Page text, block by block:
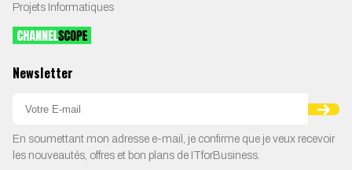
Projets Informatiques
Newsletter
En soumettant mon adresse e-mail, je confirme que je veux recevoir
les nouveautés, offres et bon plans de ITforBusiness.